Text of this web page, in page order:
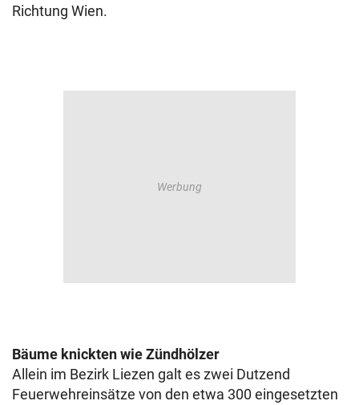
Richtung Wien.
Bäume knickten wie Zündhölzer
Allein im Bezirk Liezen galt es zwei Dutzend
Feuerwehreinsätze von den etwa 300 eingesetzten